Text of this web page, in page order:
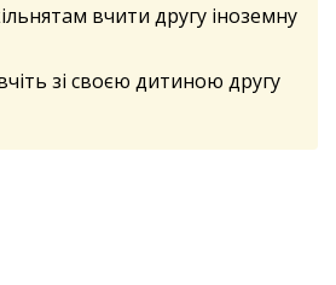
вчити другу іноземну
зі своєю дитиною другу